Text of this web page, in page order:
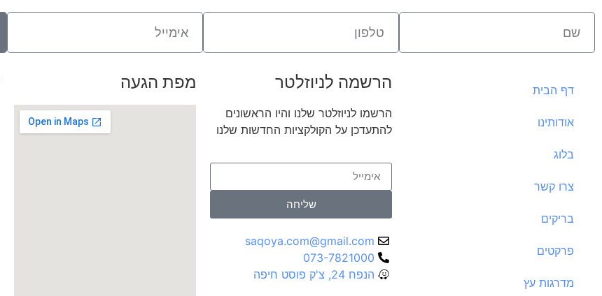
דף הבית
אודותינו
בלוג
צרו קשר
בריקים
פרקטים
מדרגות עץ
הרשמה לניוזלטר
הרשמו לניוזלטר שלנו והיו הראשונים
להתעדכן על הקולקציות החדשות שלנו
שליחה
saqoya.com@gmail.com
073-7821000
הנפח 24, צ'ק פוסט חיפה
מפת הגעה